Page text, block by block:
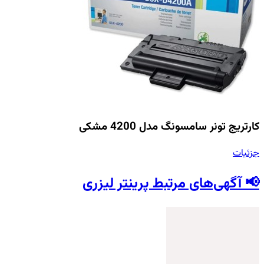
کارتریج تونر سامسونگ مدل 4200 مشکی
جزئیات
📢 آگهی‌های مرتبط پرینتر لیزری